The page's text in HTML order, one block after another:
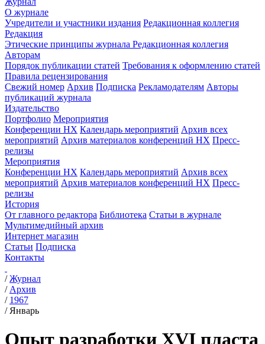
О журнале
Учредители и участники издания Редакционная коллегия
Редакция
Этические принципы журнала Редакционная коллегия
Авторам
Порядок публикации статей Требования к оформлению статей
Правила рецензирования
Свежий номер Архив Подписка Рекламодателям Авторы
публикаций журнала
Издательство
Портфолио Мероприятия
Конференции НХ Календарь мероприятий Архив всех
мероприятий Архив материалов конференций НХ Пресс-
релизы
Мероприятия
Конференции НХ Календарь мероприятий Архив всех
мероприятий Архив материалов конференций НХ Пресс-
релизы
История
От главного редактора Библиотека Статьи в журнале
Мультимедийный архив
Интернет магазин
Статьи Подписка
Контакты
/Журнал
/ Архив
/ 1967
/ Январь
Опыт разработки XVI пласта